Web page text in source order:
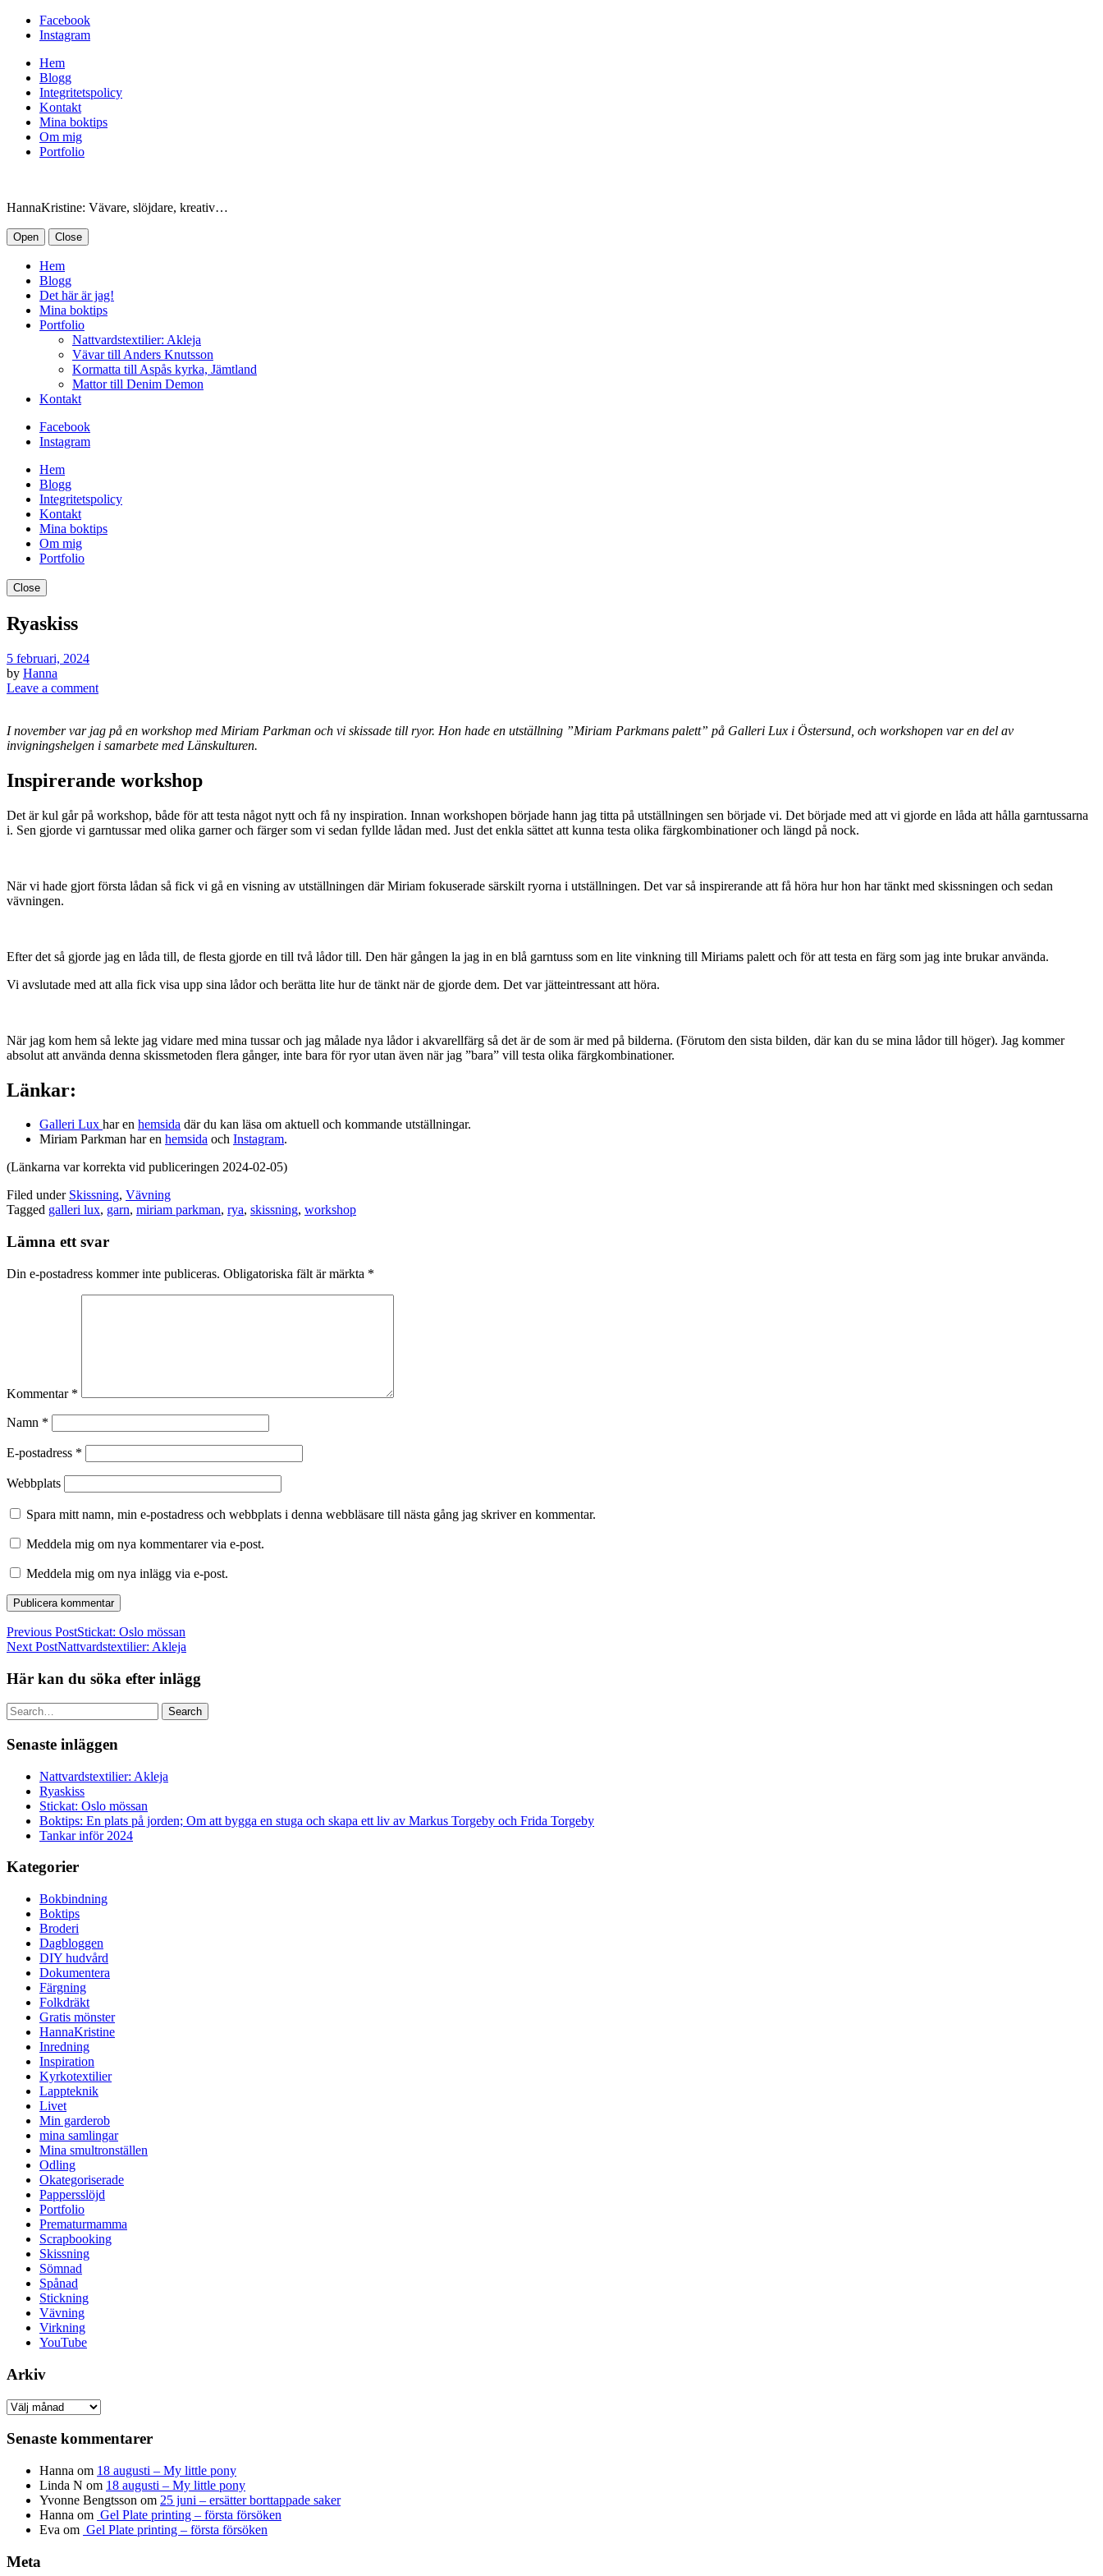
Facebook
Instagram
Hem
Blogg
Integritetspolicy
Kontakt
Mina boktips
Om mig
Portfolio
HannaKristine: Vävare, slöjdare, kreativ…
Open Close
Hem
Blogg
Det här är jag!
Mina boktips
Portfolio
Nattvardstextilier: Akleja
Vävar till Anders Knutsson
Kormatta till Aspås kyrka, Jämtland
Mattor till Denim Demon
Kontakt
Facebook
Instagram
Hem
Blogg
Integritetspolicy
Kontakt
Mina boktips
Om mig
Portfolio
Close
Ryaskiss
5 februari, 2024
by Hanna
Leave a comment
I november var jag på en workshop med Miriam Parkman och vi skissade till ryor. Hon hade en utställning ”Miriam Parkmans palett” på Galleri Lux i Östersund, och workshopen var en del av
invigningshelgen i samarbete med Länskulturen.
Inspirerande workshop
Det är kul går på workshop, både för att testa något nytt och få ny inspiration. Innan workshopen började hann jag titta på utställningen sen började vi. Det började med att vi gjorde en låda att hålla garntussarna
i. Sen gjorde vi garntussar med olika garner och färger som vi sedan fyllde lådan med. Just det enkla sättet att kunna testa olika färgkombinationer och längd på nock.
När vi hade gjort första lådan så fick vi gå en visning av utställningen där Miriam fokuserade särskilt ryorna i utställningen. Det var så inspirerande att få höra hur hon har tänkt med skissningen och sedan
vävningen.
Efter det så gjorde jag en låda till, de flesta gjorde en till två lådor till. Den här gången la jag in en blå garntuss som en lite vinkning till Miriams palett och för att testa en färg som jag inte brukar använda.
Vi avslutade med att alla fick visa upp sina lådor och berätta lite hur de tänkt när de gjorde dem. Det var jätteintressant att höra.
När jag kom hem så lekte jag vidare med mina tussar och jag målade nya lådor i akvarellfärg så det är de som är med på bilderna. (Förutom den sista bilden, där kan du se mina lådor till höger). Jag kommer
absolut att använda denna skissmetoden flera gånger, inte bara för ryor utan även när jag ”bara” vill testa olika färgkombinationer.
Länkar:
Galleri Lux har en hemsida där du kan läsa om aktuell och kommande utställningar.
Miriam Parkman har en hemsida och Instagram.
(Länkarna var korrekta vid publiceringen 2024-02-05)
Filed under Skissning, Vävning
Tagged galleri lux, garn, miriam parkman, rya, skissning, workshop
Lämna ett svar
Din e-postadress kommer inte publiceras. Obligatoriska fält är märkta *
Kommentar *
Namn *
E-postadress *
Webbplats
Spara mitt namn, min e-postadress och webbplats i denna webbläsare till nästa gång jag skriver en kommentar.
Meddela mig om nya kommentarer via e-post.
Meddela mig om nya inlägg via e-post.
Previous PostStickat: Oslo mössan
Next PostNattvardstextilier: Akleja
Här kan du söka efter inlägg
Search
Senaste inläggen
Nattvardstextilier: Akleja
Ryaskiss
Stickat: Oslo mössan
Boktips: En plats på jorden; Om att bygga en stuga och skapa ett liv av Markus Torgeby och Frida Torgeby
Tankar inför 2024
Kategorier
Bokbindning
Boktips
Broderi
Dagbloggen
DIY hudvård
Dokumentera
Färgning
Folkdräkt
Gratis mönster
HannaKristine
Inredning
Inspiration
Kyrkotextilier
Lappteknik
Livet
Min garderob
mina samlingar
Mina smultronställen
Odling
Okategoriserade
Pappersslöjd
Portfolio
Prematurmamma
Scrapbooking
Skissning
Sömnad
Spånad
Stickning
Vävning
Virkning
YouTube
Arkiv
Arkiv
Senaste kommentarer
Hanna om 18 augusti – My little pony
Linda N om 18 augusti – My little pony
Yvonne Bengtsson om 25 juni – ersätter borttappade saker
Hanna om Gel Plate printing – första försöken
Eva om Gel Plate printing – första försöken
Meta